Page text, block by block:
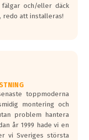
och/eller däck
redo att installeras!
toppmoderna
montering och
problem hantera
år 1999 hade vi en
vi Sveriges största